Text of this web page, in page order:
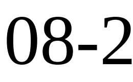
08-